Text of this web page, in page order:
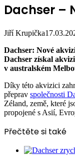
Dachser –
Jiří Krupička
Dachser: Nové
Dachser získal
v australském
Díky této akvizici
přeprav společnosti
Zéland, země, které
propojené s Asií,
Přečtěte si také